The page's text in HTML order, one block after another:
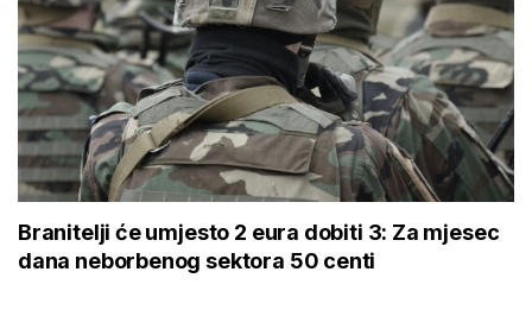
Branitelji će umjesto 2 eura dobiti 3: Za mjesec
dana neborbenog sektora 50 centi